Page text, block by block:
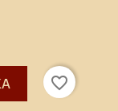
favorite_border